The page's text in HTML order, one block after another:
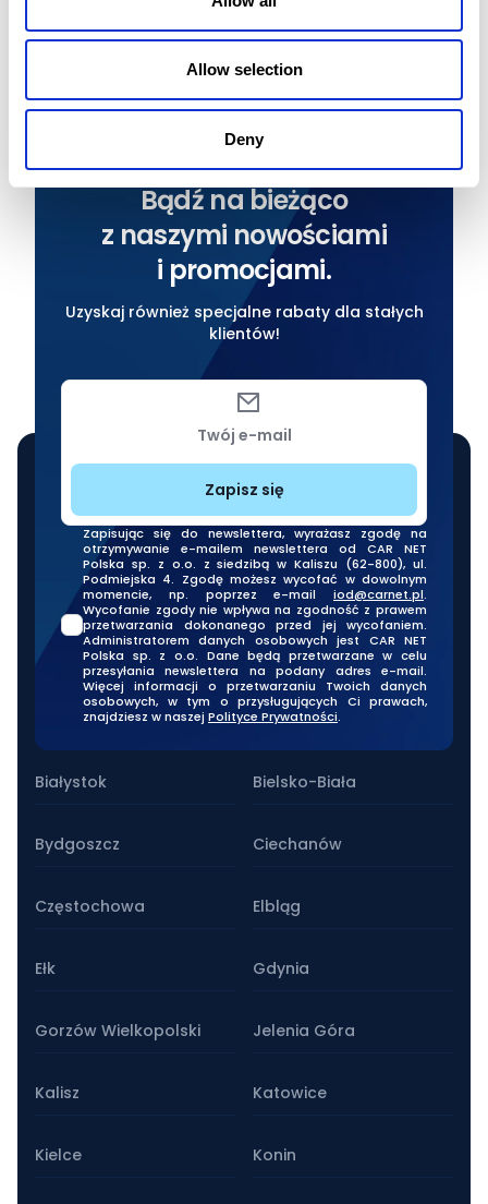
Allow selection
Deny
eleganckich aut, więc z łatwością wybierzesz coś dla
siebie. Zapraszamy do skorzystania z naszej oferty!
Bądź na bieżąco
z naszymi nowościami
i promocjami.
Uzyskaj również specjalne rabaty dla stałych
klientów!
Twój e-mail
Zapisz się
Zapisując się do newslettera, wyrażasz zgodę na
otrzymywanie e-mailem newslettera od CAR NET
Polska sp. z o.o. z siedzibą w Kaliszu (62-800), ul.
Podmiejska 4. Zgodę możesz wycofać w dowolnym
momencie, np. poprzez e-mail iod@carnet.pl.
Wycofanie zgody nie wpływa na zgodność z prawem
przetwarzania dokonanego przed jej wycofaniem.
Administratorem danych osobowych jest CAR NET
Polska sp. z o.o. Dane będą przetwarzane w celu
przesyłania newslettera na podany adres e-mail.
Więcej informacji o przetwarzaniu Twoich danych
osobowych, w tym o przysługujących Ci prawach,
znajdziesz w naszej Polityce Prywatności.
Nasze oddziały stacjonarne
Białystok Bielsko-Biała
Bydgoszcz Ciechanów
Częstochowa Elbląg
Ełk Gdynia
Gorzów Wielkopolski Jelenia Góra
Kalisz Katowice
Kielce Konin